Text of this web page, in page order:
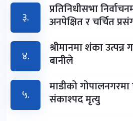
३.
प्रतिनिधीसभा
अनपेक्षित र चर्चित
४.
श्रीमानमा शंका उत्पन्न
बानीले
५.
माडीको
संकाश्पद मृत्यु